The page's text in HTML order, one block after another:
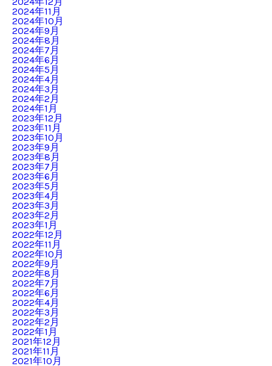
2024年11月
2024年10月
2024年9月
2024年8月
2024年7月
2024年6月
2024年5月
2024年4月
2024年3月
2024年2月
2024年1月
2023年12月
2023年11月
2023年10月
2023年9月
2023年8月
2023年7月
2023年6月
2023年5月
2023年4月
2023年3月
2023年2月
2023年1月
2022年12月
2022年11月
2022年10月
2022年9月
2022年8月
2022年7月
2022年6月
2022年4月
2022年3月
2022年2月
2022年1月
2021年12月
2021年11月
2021年10月